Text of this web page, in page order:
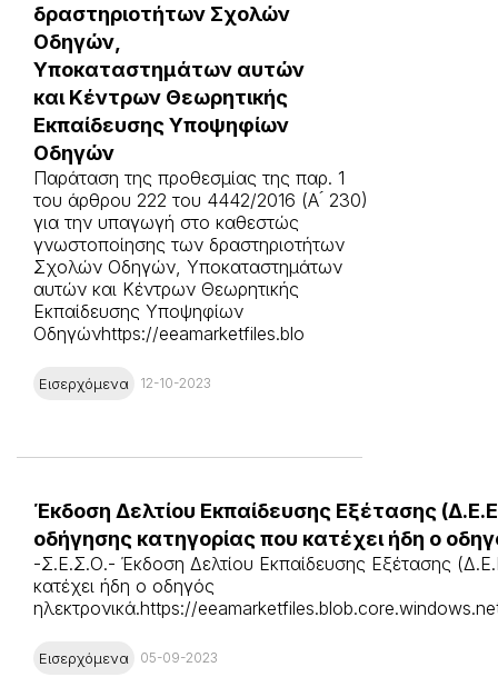
δραστηριοτήτων Σχολών
Οδηγών,
Υποκαταστημάτων αυτών
και Κέντρων Θεωρητικής
Εκπαίδευσης Υποψηφίων
Οδηγών
Παράταση της προθεσμίας της παρ. 1
του άρθρου 222 του 4442/2016 (Α ́ 230)
για την υπαγωγή στο καθεστώς
γνωστοποίησης των δραστηριοτήτων
Σχολών Οδηγών, Υποκαταστημάτων
αυτών και Κέντρων Θεωρητικής
Εκπαίδευσης Υποψηφίων
Οδηγώνhttps://eeamarketfiles.blo
Εισερχόμενα 12-10-2023
Έκδοση Δελτίου Εκπαίδευσης Εξέτασης
οδήγησης κατηγορίας που κατέχει ήδη ο
-Σ.Ε.Σ.Ο.- Έκδοση Δελτίου Εκπαίδευσης Εξέτασης
κατέχει ήδη ο οδηγός
ηλεκτρονικά.https://
Εισερχόμενα 05-09-2023